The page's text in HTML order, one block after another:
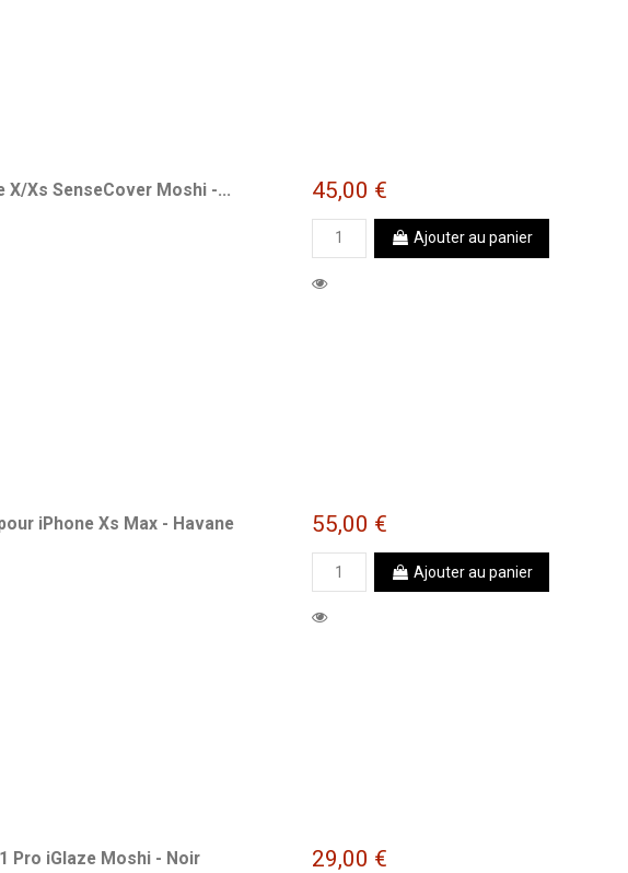
X/Xs SenseCover Moshi -... 45,00 €
Ajouter au panier
iPhone Xs Max - Havane 55,00 €
Ajouter au panier
Pro iGlaze Moshi - Noir 29,00 €